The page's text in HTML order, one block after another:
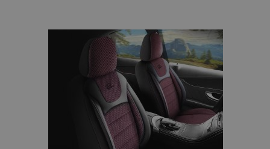
Списък
с
желани
продукти